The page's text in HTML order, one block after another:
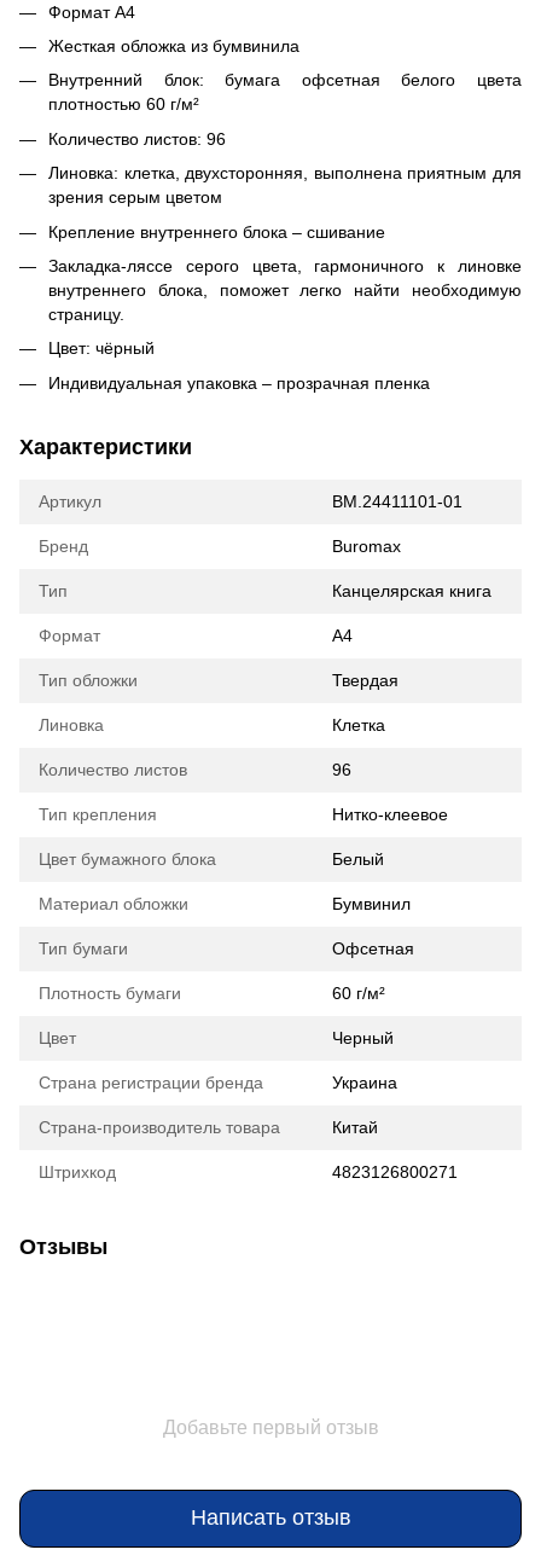
Формат А4
Жесткая обложка из бумвинила
Внутренний блок: бумага офсетная белого цвета
плотностью 60 г/м²
Количество листов: 96
Линовка: клетка, двухсторонняя, выполнена приятным для
зрения серым цветом
Крепление внутреннего блока – сшивание
Закладка-ляссе серого цвета, гармоничного к линовке
внутреннего блока, поможет легко найти необходимую
страницу.
Цвет: чёрный
Индивидуальная упаковка – прозрачная пленка
Характеристики
Артикул BM.24411101-01
Бренд Buromax
Тип Канцелярская книга
Формат A4
Тип обложки Твердая
Линовка Клетка
Количество листов 96
Тип крепления Нитко-клеевое
Цвет бумажного блока Белый
Материал обложки Бумвинил
Тип бумаги Офсетная
Плотность бумаги 60 г/м²
Цвет Черный
Страна регистрации бренда Украина
Страна-производитель товара Китай
Штрихкод 4823126800271
Отзывы
Добавьте первый отзыв
Написать отзыв